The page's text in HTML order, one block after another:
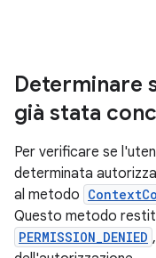
Determinare
già stata
Per verificare se
determinata
al metodo
Questo metodo
PERMISSION_DENIED